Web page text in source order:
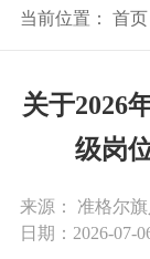
当前位置： 首页
关于2026
级岗
来源： 准格尔
日期：2026-07-